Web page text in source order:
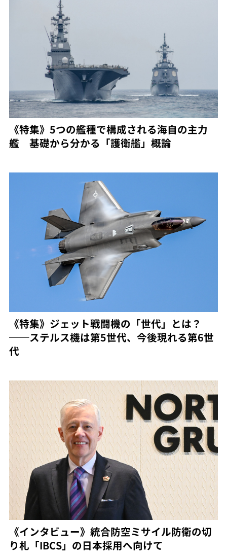
《特集》5つの艦種で構成される海自の主力
艦 基礎から分かる「護衛艦」概論
《特集》ジェット戦闘機の「世代」とは？
──ステルス機は第5世代、今後現れる第6世
代
《インタビュー》統合防空ミサイル防衛の切
り札「IBCS」の日本採用へ向けて